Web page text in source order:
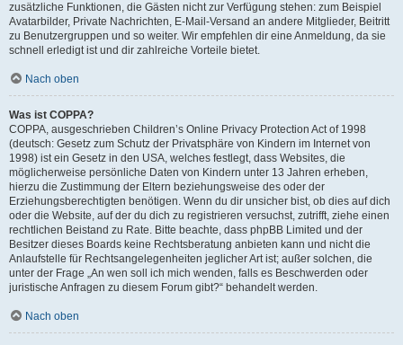
zusätzliche Funktionen, die Gästen nicht zur Verfügung stehen: zum Beispiel
Avatarbilder, Private Nachrichten, E-Mail-Versand an andere Mitglieder, Beitritt
zu Benutzergruppen und so weiter. Wir empfehlen dir eine Anmeldung, da sie
schnell erledigt ist und dir zahlreiche Vorteile bietet.
Nach oben
Was ist COPPA?
COPPA, ausgeschrieben Children’s Online Privacy Protection Act of 1998
(deutsch: Gesetz zum Schutz der Privatsphäre von Kindern im Internet von
1998) ist ein Gesetz in den USA, welches festlegt, dass Websites, die
möglicherweise persönliche Daten von Kindern unter 13 Jahren erheben,
hierzu die Zustimmung der Eltern beziehungsweise des oder der
Erziehungsberechtigten benötigen. Wenn du dir unsicher bist, ob dies auf dich
oder die Website, auf der du dich zu registrieren versuchst, zutrifft, ziehe einen
rechtlichen Beistand zu Rate. Bitte beachte, dass phpBB Limited und der
Besitzer dieses Boards keine Rechtsberatung anbieten kann und nicht die
Anlaufstelle für Rechtsangelegenheiten jeglicher Art ist; außer solchen, die
unter der Frage „An wen soll ich mich wenden, falls es Beschwerden oder
juristische Anfragen zu diesem Forum gibt?“ behandelt werden.
Nach oben